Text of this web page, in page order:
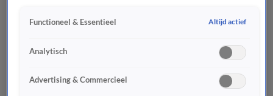
Functioneel & Essentieel Altijd actief
Analytisch
Advertising & Commercieel